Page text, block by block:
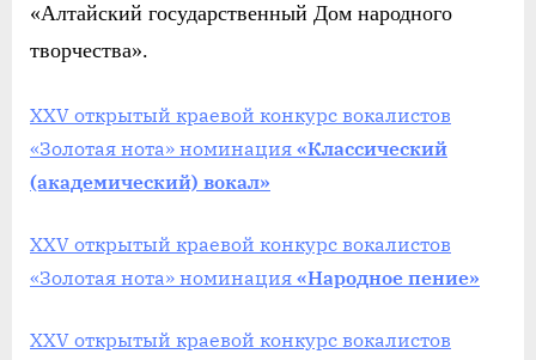
«Алтайский государственный Дом народного
творчества».
XXV открытый краевой конкурс вокалистов
«Золотая нота» номинация «Классический
(академический) вокал»
XXV открытый краевой конкурс вокалистов
«Золотая нота» номинация «Народное пение»
XXV открытый краевой конкурс вокалистов